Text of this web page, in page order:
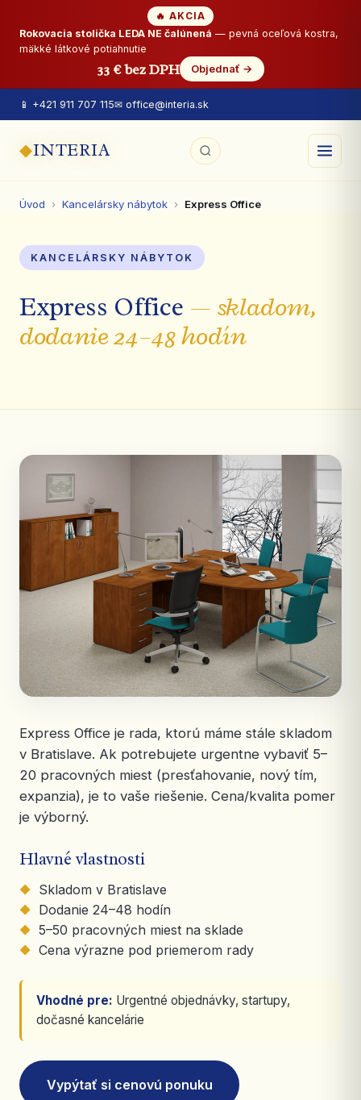
🔥 AKCIA
Rokovacia stolička LEDA NE čalúnená — pevná oceľová kostra,
mäkké látkové potiahnutie
33 € bez DPH Objednať →
📱 +421 911 707 115✉ office@interia.sk
◆INTERIA
Úvod › Kancelársky nábytok › Express Office
KANCELÁRSKY NÁBYTOK
Express Office — skladom,
dodanie 24–48 hodín
Express Office je rada, ktorú máme stále skladom
v Bratislave. Ak potrebujete urgentne vybaviť 5–
20 pracovných miest (presťahovanie, nový tím,
expanzia), je to vaše riešenie. Cena/kvalita pomer
je výborný.
Hlavné vlastnosti
Skladom v Bratislave
Dodanie 24–48 hodín
5–50 pracovných miest na sklade
Cena výrazne pod priemerom rady
Vhodné pre: Urgentné objednávky, startupy,
dočasné kancelárie
Vypýtať si cenovú ponuku